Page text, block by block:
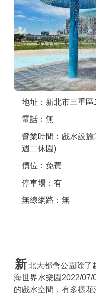
聯絡我們
APP下載
地址：新北市三重區
電話：無
營業時間：戲水設
週二休園)
價位：免費
停車場：有
無線網路：無
新北大都會公園除了
海世界水樂園2022/
的戲水空間，有多樣